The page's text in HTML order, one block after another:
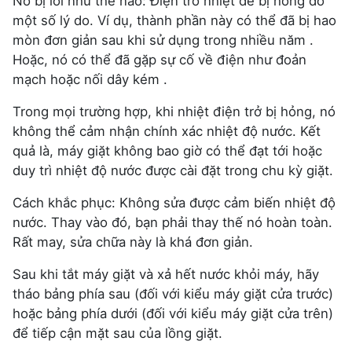
một số lý do. Ví dụ, thành phần này có thể đã bị hao
mòn đơn giản sau khi sử dụng trong nhiều năm .
Hoặc, nó có thể đã gặp sự cố về điện như đoản
mạch hoặc nối dây kém .
Trong mọi trường hợp, khi nhiệt điện trở bị hỏng, nó
không thể cảm nhận chính xác nhiệt độ nước. Kết
quả là, máy giặt không bao giờ có thể đạt tới hoặc
duy trì nhiệt độ nước được cài đặt trong chu kỳ giặt.
Cách khắc phục: Không sửa được cảm biến nhiệt độ
nước. Thay vào đó, bạn phải thay thế nó hoàn toàn.
Rất may, sửa chữa này là khá đơn giản.
Sau khi tắt máy giặt và xả hết nước khỏi máy, hãy
tháo bảng phía sau (đối với kiểu máy giặt cửa trước)
hoặc bảng phía dưới (đối với kiểu máy giặt cửa trên)
để tiếp cận mặt sau của lồng giặt.